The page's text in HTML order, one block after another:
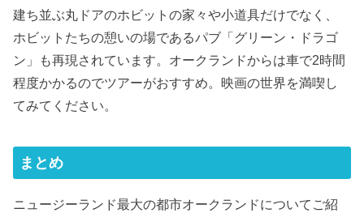
建ち並ぶ丸ドアのホビットの家々や小道具だけでなく、
ホビットたちの憩いの場であるパブ「グリーン・ドラゴ
ン」も再現されています。オークランドからは車で2時間
程度かかるのでツアーがおすすめ。映画の世界を満喫し
てみてください。
まとめ
ニュージーランド最大の都市オークランドについてご紹